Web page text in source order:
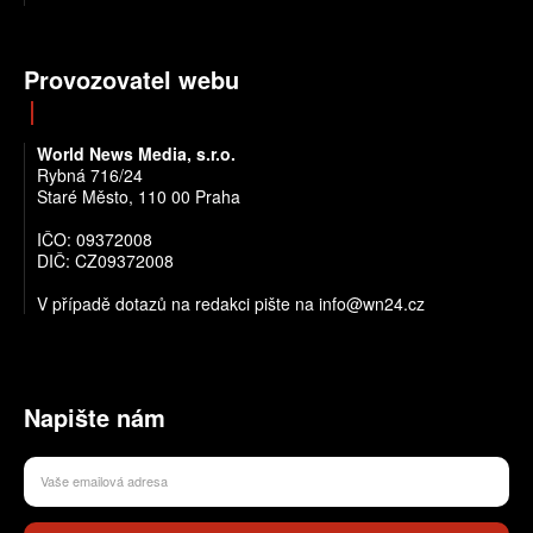
Provozovatel webu
World News Media, s.r.o.
Rybná 716/24
Staré Město, 110 00 Praha
IČO: 09372008
DIČ: CZ09372008
V případě dotazů na redakci pište na info@wn24.cz
Napište nám